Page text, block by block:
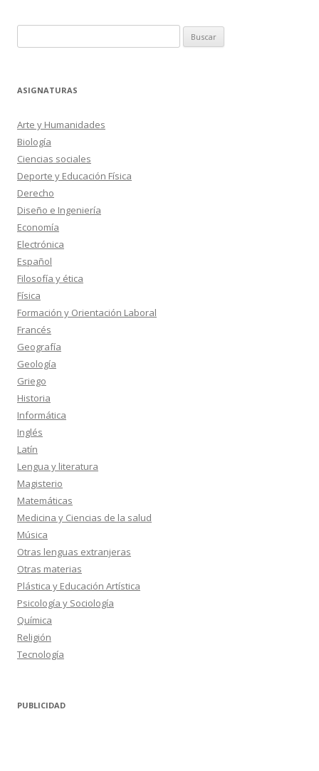
ASIGNATURAS
Arte y Humanidades
Biología
Ciencias sociales
Deporte y Educación Física
Derecho
Diseño e Ingeniería
Economía
Electrónica
Español
Filosofía y ética
Física
Formación y Orientación Laboral
Francés
Geografía
Geología
Griego
Historia
Informática
Inglés
Latín
Lengua y literatura
Magisterio
Matemáticas
Medicina y Ciencias de la salud
Música
Otras lenguas extranjeras
Otras materias
Plástica y Educación Artística
Psicología y Sociología
Química
Religión
Tecnología
PUBLICIDAD